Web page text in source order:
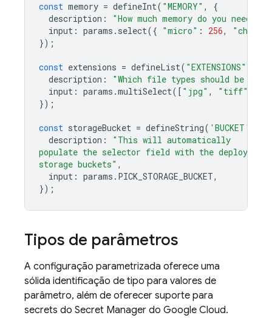
const memory = defineInt( "MEMORY" ,
{
description : "How much memory do you need?"
input : params . select({ "micro" : 256,
"chonky"
});
const extensions = defineList( "EXTENSIONS"
description :
"Which file types should be
input : params .multiSelect([ "jpg" , "tiff"
});
const storageBucket = defineString( 'BUCKET'
description :
"This will automatically
populate the selector field with the deploying
storage buckets" ,
input : params . PICK_STORAGE_BUCKET,
});
Tipos de parâmetros
A configuração parametrizada oferece uma
sólida identificação de tipo para valores de
parâmetro, além de oferecer suporte para
secrets do Secret Manager do Google Cloud.